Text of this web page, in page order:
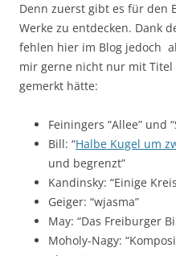
Denn zuerst gibt es für den
Werke zu entdecken. Dank
fehlen hier im Blog jedoch
mir gerne nicht nur mit Titel
gemerkt hätte:
Feiningers “Allee” und
Bill: “Halbe Kugel um
und begrenzt”
Kandinsky: “Einige
Geiger: “wjasma”
May: “Das Freiburger
Moholy-Nagy: